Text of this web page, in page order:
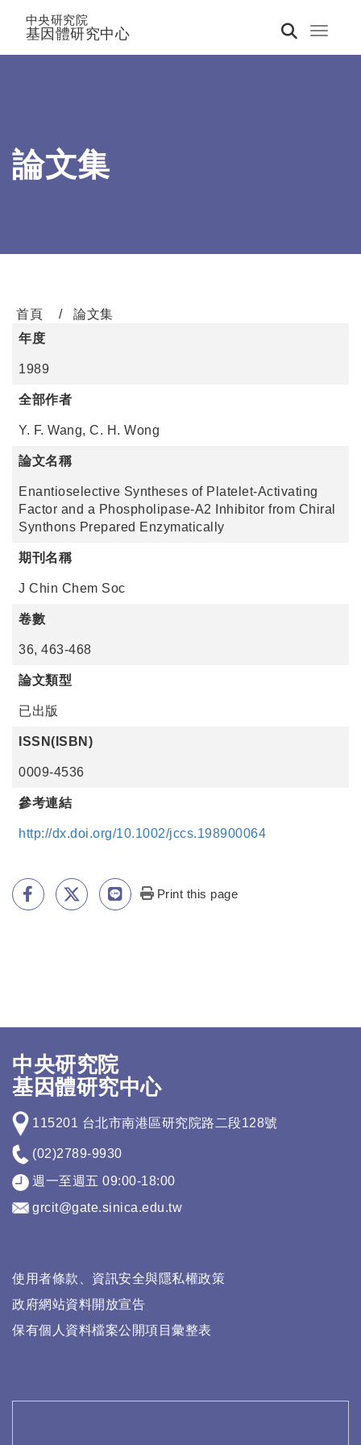
Toggle
中央研究院
基因體研究中心
論文集
首頁
論文集
年度
1989
全部作者
Y. F. Wang, C. H. Wong
論文名稱
Enantioselective Syntheses of Platelet-Activating
Factor and a Phospholipase-A2 Inhibitor from Chiral
Synthons Prepared Enzymatically
期刊名稱
J Chin Chem Soc
卷數
36, 463-468
論文類型
已出版
ISSN(ISBN)
0009-4536
參考連結
http://dx.doi.org/10.1002/jccs.198900064
Print this page
中央研究院
基因體研究中心
115201 台北市南港區研究院路二段128號
(02)2789-9930
週一至週五 09:00-18:00
grcit@gate.sinica.edu.tw
使用者條款、資訊安全與隱私權政策
政府網站資料開放宣告
保有個人資料檔案公開項目彙整表